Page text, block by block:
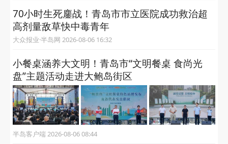
70小时生死鏖战！青岛市市立医院成功救治超
高剂量敌草快中毒青年
大众报业·半岛网 2026-08-06 16:32
小餐桌涵养大文明！青岛市“文明餐桌 食尚光
盘”主题活动走进大鲍岛街区
半岛客户端 2026-08-06 08:44